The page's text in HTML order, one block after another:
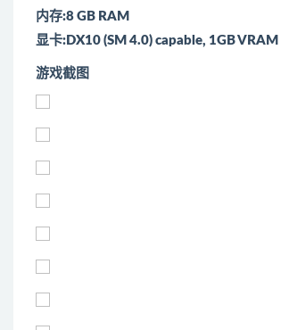
内存:8 GB RAM
显卡:DX10 (SM 4.0) capable, 1GB VRAM
游戏截图